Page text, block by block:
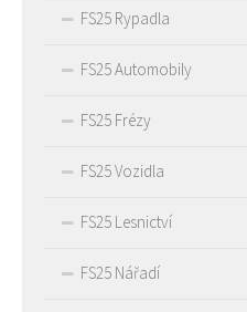
FS25 Rypadla
FS25 Automobily
FS25 Frézy
FS25 Vozidla
FS25 Lesnictví
FS25 Nářadí